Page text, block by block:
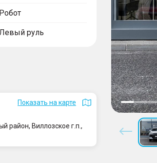
Робот
руль
Показать на карте
район, Виллозское г.п.,